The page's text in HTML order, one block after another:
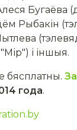
Бугаёва
Рыбакін
і іншыя.
бясплатны.
года.